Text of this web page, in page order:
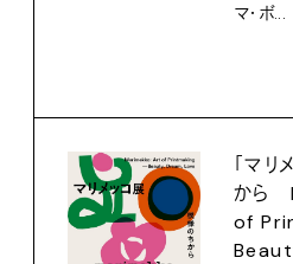
マ・ボ...
「マ
から
of